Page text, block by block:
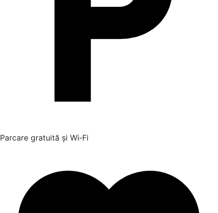
Parcare gratuită și Wi‑Fi